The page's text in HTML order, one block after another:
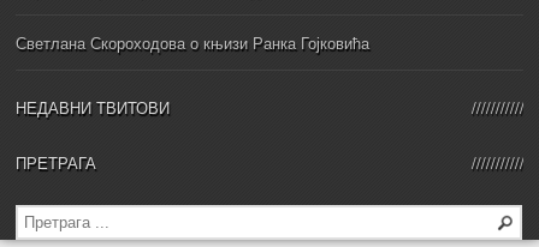
Светлана Скороходова о књизи Ранка Гојковића
НЕДАВНИ ТВИТОВИ
ПРЕТРАГА